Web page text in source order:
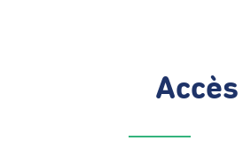
Accès